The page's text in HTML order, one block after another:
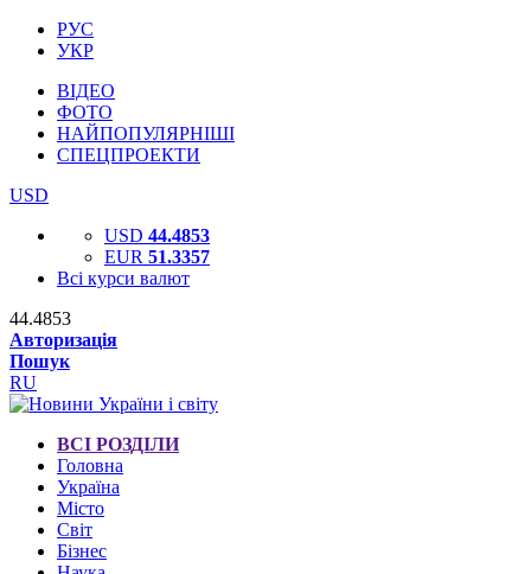
РУС
УКР
ВІДЕО
ФОТО
НАЙПОПУЛЯРНІШІ
СПЕЦПРОЕКТИ
USD
USD 44.4853
EUR 51.3357
Всі курси валют
44.4853
Авторизація
Пошук
RU
ВСІ РОЗДІЛИ
Головна
Україна
Місто
Світ
Бізнес